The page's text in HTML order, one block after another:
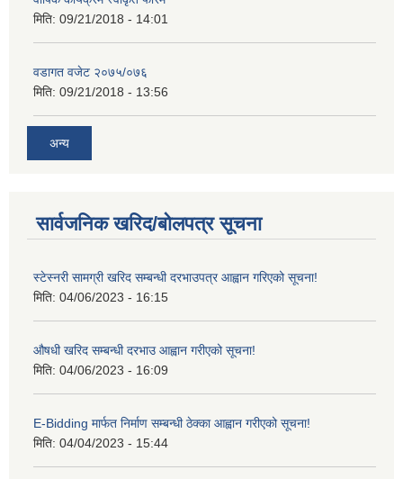
मिति: 09/21/2018 - 14:01
वडागत वजेट २०७५/०७६
मिति: 09/21/2018 - 13:56
अन्य
सार्वजनिक खरिद/बोलपत्र सूचना
स्टेस्नरी सामग्री खरिद सम्बन्धी दरभाउपत्र आह्वान गरिएको सूचना!
मिति: 04/06/2023 - 16:15
औषधी खरिद सम्बन्धी दरभाउ आह्वान गरीएको सूचना!
मिति: 04/06/2023 - 16:09
E-Bidding मार्फत निर्माण सम्बन्धी ठेक्का आह्वान गरीएको सूचना!
मिति: 04/04/2023 - 15:44